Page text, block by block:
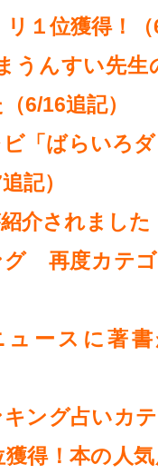
リ１位獲得！
うんすい先生
6/16追記）
「ばらいろダ
記）
介されました
再度カテゴ
ースに著
ング占いカ
得！本の人